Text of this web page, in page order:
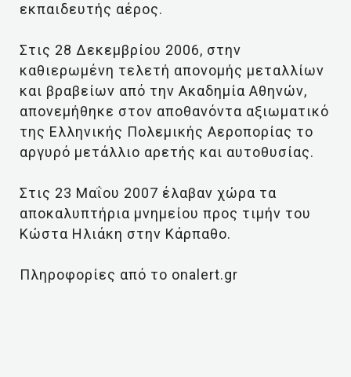
εκπαιδευτής αέρος.
Στις 28 Δεκεμβρίου 2006, στην
καθιερωμένη τελετή απονομής μεταλλίων
και βραβείων από την Ακαδημία Αθηνών,
απονεμήθηκε στον αποθανόντα αξιωματικό
της Ελληνικής Πολεμικής Αεροπορίας το
αργυρό μετάλλιο αρετής και αυτοθυσίας.
Στις 23 Μαΐου 2007 έλαβαν χώρα τα
αποκαλυπτήρια μνημείου προς τιμήν του
Κώστα Ηλιάκη στην Κάρπαθο.
Πληροφορίες από το onalert.gr